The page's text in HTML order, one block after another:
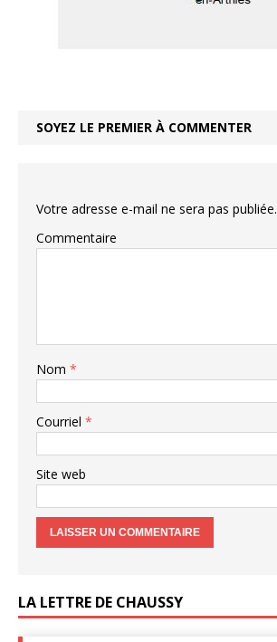
SOYEZ LE PREMIER À COMMENTER
Votre adresse e-mail ne sera pas publiée.
Commentaire
Nom *
Courriel *
Site web
LA LETTRE DE CHAUSSY